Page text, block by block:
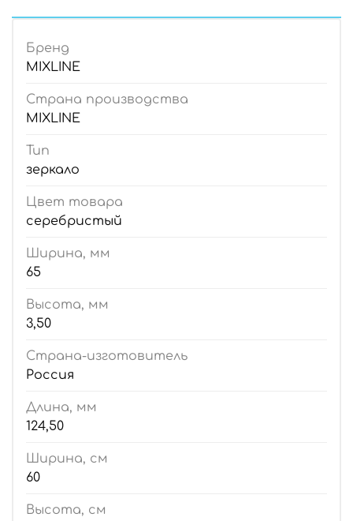
Бренд
MIXLINE
Страна производства
MIXLINE
Тип
зеркало
Цвет товара
серебристый
Ширина, мм
65
Высота, мм
3,50
Страна-изготовитель
Россия
Длина, мм
124,50
Ширина, см
60
Высота, см